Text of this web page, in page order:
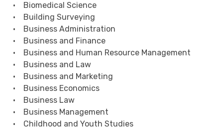
• Biomedical Science
• Building Surveying
• Business Administration
• Business and Finance
• Business and Human Resource Management
• Business and Law
• Business and Marketing
• Business Economics
• Business Law
• Business Management
• Childhood and Youth Studies